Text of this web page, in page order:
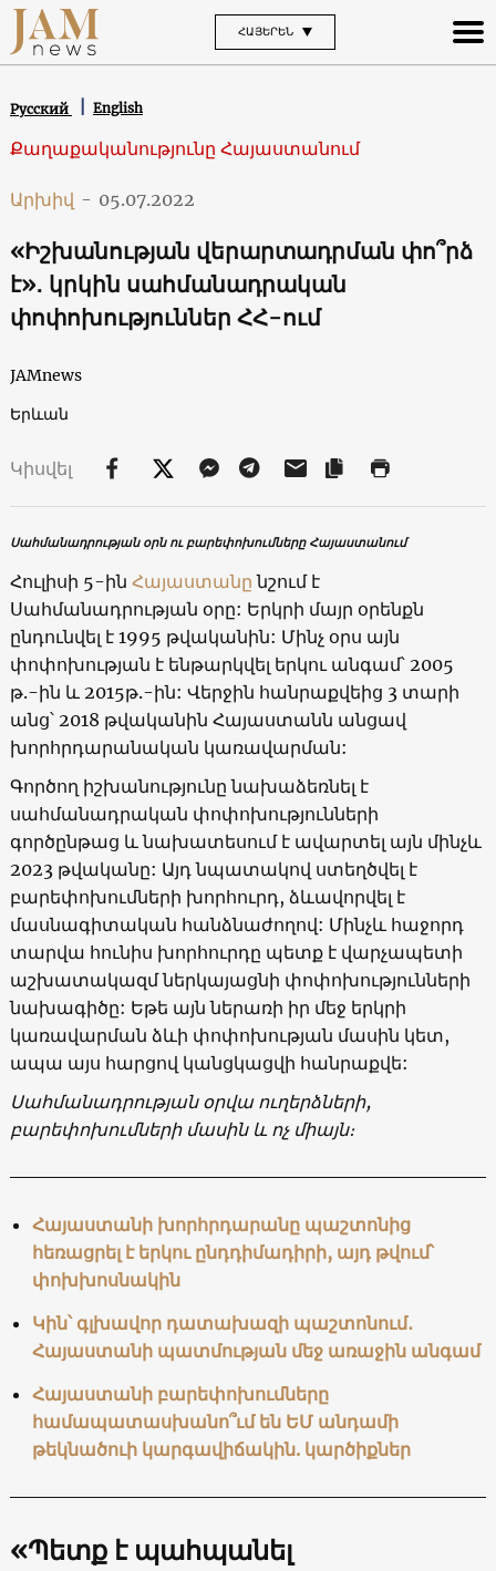
ՀԱՅԵՐԵՆ
Русский English
Քաղաքականությունը Հայաստանում
Արխիվ - 05.07.2022
«Իշխանության վերարտադրման փո՞րձ
է»․ կրկին սահմանադրական
փոփոխություններ ՀՀ-ում
JAMnews
Երևան
Կիսվել
Սահմանադրության օրն ու բարեփոխումները Հայաստանում
Հուլիսի 5-ին Հայաստանը նշում է
Սահմանադրության օրը: Երկրի մայր օրենքն
ընդունվել է 1995 թվականին: Մինչ օրս այն
փոփոխության է ենթարկվել երկու անգամ՝ 2005
թ.-ին և 2015թ.-ին: Վերջին հանրաքվեից 3 տարի
անց՝ 2018 թվականին Հայաստանն անցավ
խորհրդարանական կառավարման:
Գործող իշխանությունը նախաձեռնել է
սահմանադրական փոփոխությունների
գործընթաց և նախատեսում է ավարտել այն մինչև
2023 թվականը: Այդ նպատակով ստեղծվել է
բարեփոխումների խորհուրդ, ձևավորվել է
մասնագիտական հանձնաժողով: Մինչև հաջորդ
տարվա հունիս խորհուրդը պետք է վարչապետի
աշխատակազմ ներկայացնի փոփոխությունների
նախագիծը: Եթե այն ներառի իր մեջ երկրի
կառավարման ձևի փոփոխության մասին կետ,
ապա այս հարցով կանցկացվի հանրաքվե:
Սահմանադրության օրվա ուղերձների,
բարեփոխումների մասին և ոչ միայն։
Հայաստանի խորհրդարանը պաշտոնից
հեռացրել է երկու ընդդիմադիրի, այդ թվում՝
փոխխոսնակին
Կին՝ գլխավոր դատախազի պաշտոնում․
Հայաստանի պատմության մեջ առաջին անգամ
Հայաստանի բարեփոխումները
համապատասխանո՞ւմ են ԵՄ անդամի
թեկնածուի կարգավիճակին. կարծիքներ
«Պետք է պահպանել